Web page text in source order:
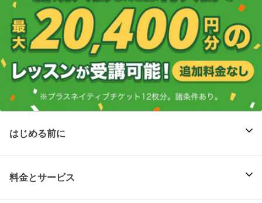
はじめる前に
料金とサービス